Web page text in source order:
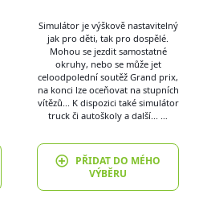
Simulátor je výškově nastavitelný
jak pro děti, tak pro dospělé.
Mohou se jezdit samostatné
okruhy, nebo se může jet
celoodpolední soutěž Grand prix,
na konci lze oceňovat na stupních
vítězů... K dispozici také simulátor
truck či autoškoly a další... …
PŘIDAT DO MÉHO
VÝBĚRU